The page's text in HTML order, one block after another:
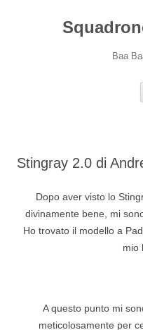
Baa
Stingray 2.0 di
Dopo aver visto lo
divinamente bene, mi
Ho trovato il modello a
mio
A questo punto mi
meticolosamente per